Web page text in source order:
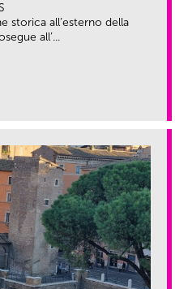
storica all’esterno della
all’...